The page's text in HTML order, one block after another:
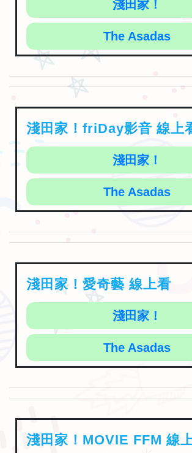
The Asadas
淺田家！friDay影音 線上看
淺田家！
The Asadas
淺田家！
The Asadas
淺田家！